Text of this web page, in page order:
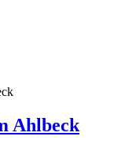
Ahlbeck